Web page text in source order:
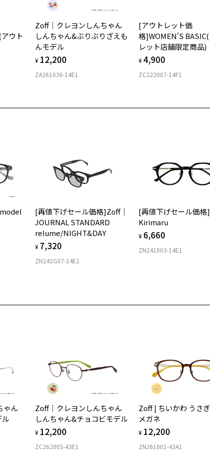
商品詳細ページへ
ウト
Zoff｜クレヨンしんちゃん
しんちゃん&ぶりぶりざえも
んモデル
¥ 12,200
ZA261036-14E1
[アウトレット価
格]WOMEN’S
レット店舗限定商品)
¥4,900
ZC222007-14F1
[再値下げセール価格]Zoff｜
JOURNAL STANDARD
relume/NIGHT&DAY
¥ 7,320
ZN241G07-14E1
[再値下げセール価格
Kirimaru
¥ 6,660
ZN241003-14E1
ゃん
Zoff｜クレヨンしんちゃん
しんちゃん&チョコビモデル
¥ 12,200
ZC262005-43E1
Zoff | ちいかわ うさ
メガネ
¥ 12,200
ZN261001-43A1